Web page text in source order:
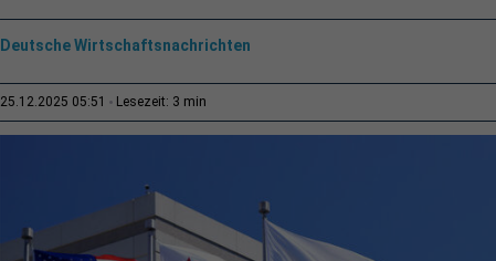
Deutsche Wirtschaftsnachrichten
25.12.2025 05:51 Lesezeit: 3 min